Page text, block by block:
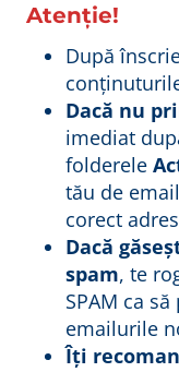
Atenție!
După
Dacă nu
imediat
folderele
tău de
corect
Dacă
spam, te
SPAM ca
emailurile
Îți